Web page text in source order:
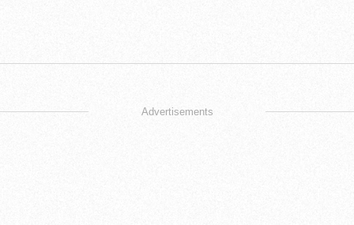
Advertisements